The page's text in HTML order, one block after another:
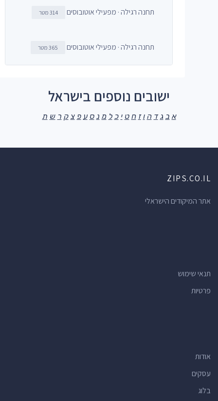
תחנה רגילה · מפעילי אוטובוסים 314 מטר
תחנה רגילה · מפעילי אוטובוסים 365 מטר
ישובים נוספים בישראל
א ב ג ד ה ו ז ח ט י כ ל מ נ ס ע פ צ ק ר ש ת
ZIPS.CO.IL
אתר המיקודים הישראלי
תנאי שימוש
פרטיות
אודות
עסקים
בלוג